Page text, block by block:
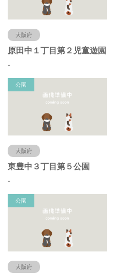
大阪府
原田中１丁目第２児童遊園
-
公園
大阪府
東豊中３丁目第５公園
-
公園
大阪府